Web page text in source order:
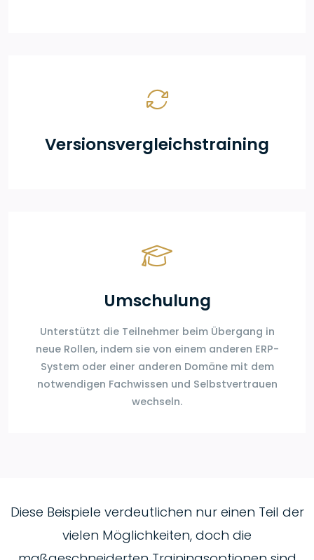
Versionsvergleichstraining
Umschulung
Unterstützt die Teilnehmer beim Übergang in
neue Rollen, indem sie von einem anderen ERP-
System oder einer anderen Domäne mit dem
notwendigen Fachwissen und Selbstvertrauen
wechseln.
Diese Beispiele verdeutlichen nur einen Teil der
vielen Möglichkeiten, doch die